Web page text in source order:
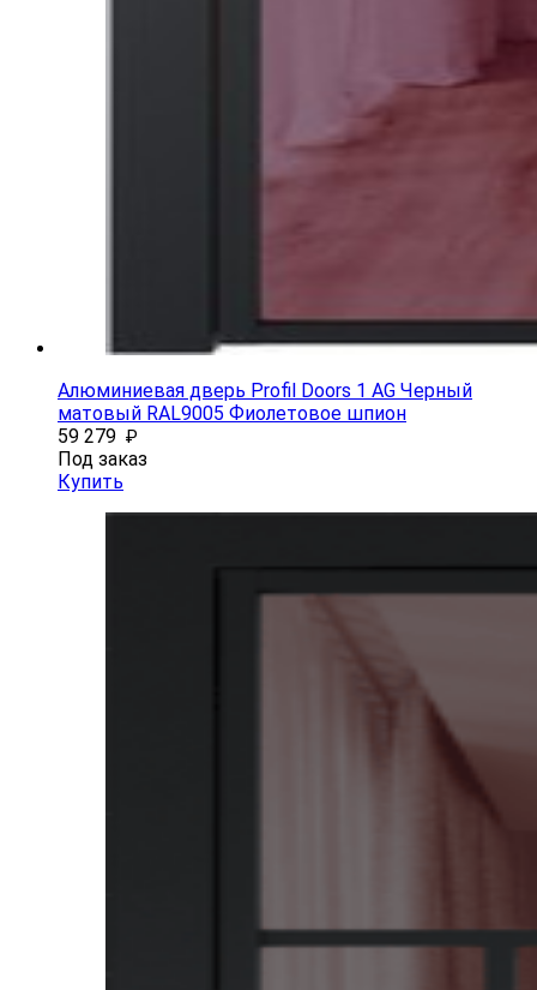
Алюминиевая дверь Profil Doors 1 AG Черный
матовый RAL9005 Фиолетовое шпион
59 279 ₽
Под заказ
Купить